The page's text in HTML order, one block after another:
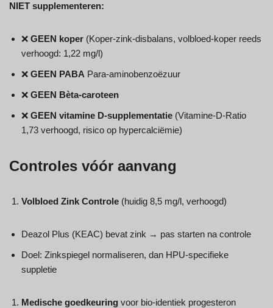
NIET supplementeren:
❌ GEEN koper (Koper-zink-disbalans, volbloed-koper reeds
verhoogd: 1,22 mg/l)
❌ GEEN PABA Para-aminobenzoëzuur
❌ GEEN Bèta-caroteen
❌ GEEN vitamine D-supplementatie (Vitamine-D-Ratio
1,73 verhoogd, risico op hypercalciëmie)
Controles vóór aanvang
Volbloed Zink Controle (huidig 8,5 mg/l, verhoogd)
Deazol Plus (KEAC) bevat zink → pas starten na controle
Doel: Zinkspiegel normaliseren, dan HPU-specifieke
suppletie
Medische goedkeuring voor bio-identiek progesteron